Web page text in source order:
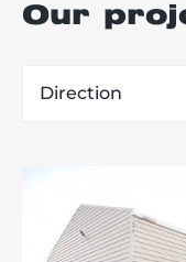
Our
Direction